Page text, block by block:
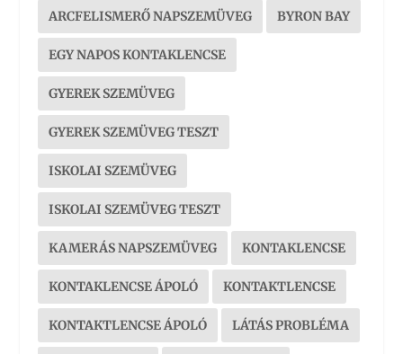
ARCFELISMERŐ NAPSZEMÜVEG BYRON BAY
EGY NAPOS KONTAKLENCSE
GYEREK SZEMÜVEG
GYEREK SZEMÜVEG TESZT
ISKOLAI SZEMÜVEG
ISKOLAI SZEMÜVEG TESZT
KAMERÁS NAPSZEMÜVEG KONTAKLENCSE
KONTAKLENCSE ÁPOLÓ KONTAKTLENCSE
KONTAKTLENCSE ÁPOLÓ LÁTÁS PROBLÉMA